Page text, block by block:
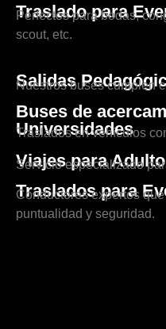
Traslado para
Perfectos para bodas,
scout, etc.
Salidas
Nuestros buses cumplen
Buses de
Universidades
Traslados en vehículos
Viajes para
Servicio especializado
Traslados para
Conductores expertos
puntualidad y seguridad.